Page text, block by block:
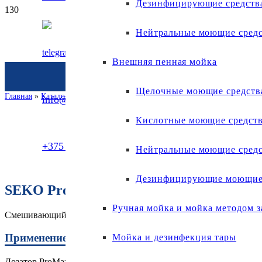
info@aviprime.by
+375 (29) 173-60-80
Дезинфицирующие
Нейтральные моющие
Внешняя пенная мойка
Щелочные моющие
Кислотные моющие
Нейтральные моющие
Дезинфицирующие моющие
Ручная мойка и мойка методом
Мойка и дезинфекция тары
Главная » Каталог Моющие и дезинфицирующие средства Vortex»
Смешивающий дозатор SEKO
SEKO ProMax PXB1
Смешивающий дозатор
Применение